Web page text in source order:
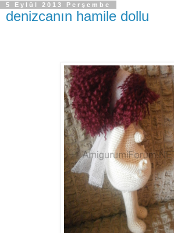
5 Eylül 2013 Perşembe
denizcanın hamile dollu